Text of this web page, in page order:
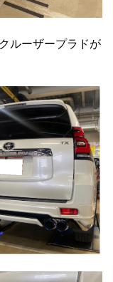
ルーザープラドが